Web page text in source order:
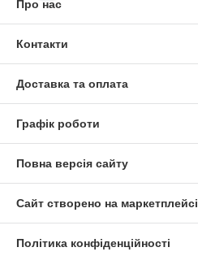
Про нас
Контакти
Доставка та оплата
Графік роботи
Повна версія сайту
Сайт створено на маркетплейсі
Політика конфіденційності